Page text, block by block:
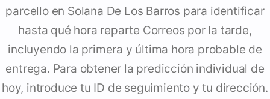
parcello en Solana De Los Barros para identificar
hasta qué hora reparte Correos por la tarde,
incluyendo la primera y última hora probable de
entrega. Para obtener la predicción individual de
hoy, introduce tu ID de seguimiento y tu dirección.